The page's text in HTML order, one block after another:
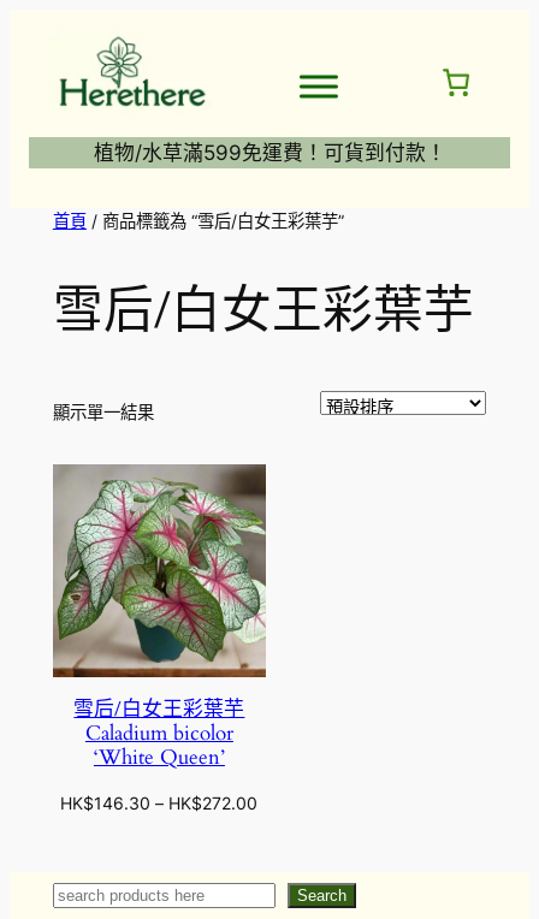
植物/水草滿599免運費！可貨到付款！
首頁/ 商品標籤為 “雪后/白女王彩葉芋”
雪后/白女王彩葉芋
顯示單一結果
雪后/白女王彩葉芋
Caladium bicolor
‘White Queen’
HK$146.30 – HK$272.00
圍
：
Search Search